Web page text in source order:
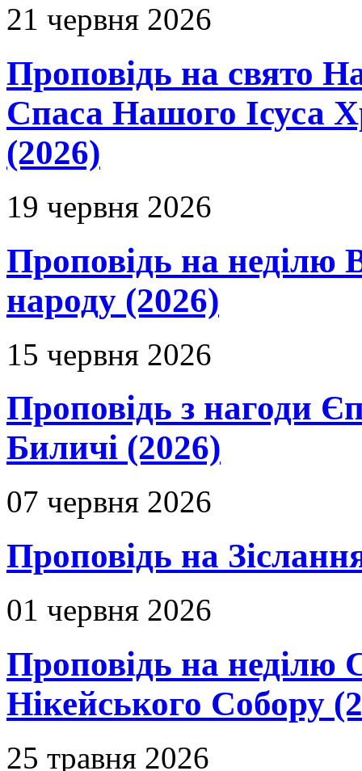
21 червня 2026
Проповідь на свято
Спаса Нашого Ісуса
(2026)
19 червня 2026
Проповідь на неділю
народу (2026)
15 червня 2026
Проповідь з нагоди
Биличі (2026)
07 червня 2026
Проповідь на
01 червня 2026
Проповідь на неділю
Нікейського Собору
25 травня 2026